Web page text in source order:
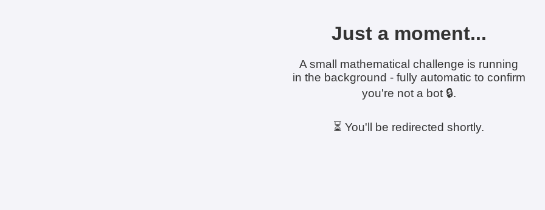
Just a moment...
A small mathematical challenge is running
in the background - fully automatic to confirm
you're not a bot 🔒.
⏳ You'll be redirected shortly.